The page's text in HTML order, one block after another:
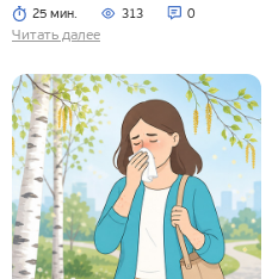
25 мин. 313 0
Читать далее